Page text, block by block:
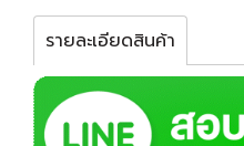
รายละเอียดสินค้า